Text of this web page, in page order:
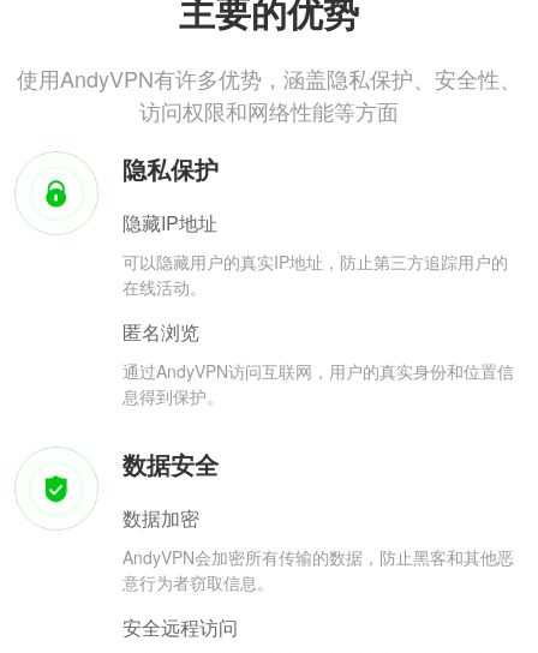
主要的优势
使用AndyVPN有许多优势，涵盖隐私保护、安全性、
访问权限和网络性能等方面
隐私保护
隐藏IP地址
可以隐藏用户的真实IP地址，防止第三方追踪用户的
在线活动。
匿名浏览
通过AndyVPN访问互联网，用户的真实身份和位置信
息得到保护。
数据安全
数据加密
AndyVPN会加密所有传输的数据，防止黑客和其他恶
意行为者窃取信息。
安全远程访问